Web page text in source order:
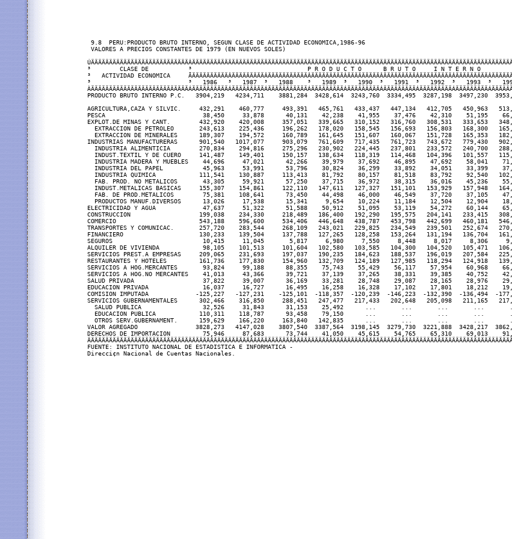
9.8  PERU:PRODUCTO BRUTO INTERNO, SEGUN CLASE DE ACTIVIDAD ECONOMICA,1986-96
VALORES A PRECIOS CONSTANTES DE 1979 (EN NUEVOS SOLES)
³        CLASE DE           ³                                P R O D U C T O      B R U T O     I N T E R N O
³   ACTIVIDAD ECONOMICA
³                           ³   1986   ³   1987  ³   1988    ³   1989  ³   1990  ³   1991  ³   1992  ³   1993  ³   1994
PRODUCTO BRUTO INTERNO P.C.   3904,219   4234,711    3881,284  3428,614  3243,760  3334,495  3287,198  3497,230
AGRICULTURA,CAZA Y SILVIC.     432,291    460,777     493,391   465,761   433,437   447,134   412,705   450,963
PESCA                           38,450     33,878      40,131    42,238    41,955    37,476    42,310    51,195
EXPLOT.DE MINAS Y CANT.        432,920    420,008     357,051   339,665   310,152   316,760   308,531   333,653
EXTRACCION DE PETROLEO       243,613    225,436     196,262   178,020   158,545   156,693   156,803   168,300
EXTRACCION DE MINERALES      189,307    194,572     160,789   161,645   151,607   160,067   151,728   165,353
INDUSTRIAS MANUFACTURERAS      901,540   1017,077     903,079   761,609   717,435   761,723   743,672   779,430
INDUSTRIA ALIMENTICIA        270,834    294,816     275,296   230,902   224,445   237,801   233,572   240,700
INDUST.TEXTIL Y DE CUERO     141,487    149,401     150,157   138,634   118,319   114,468   104,396   101,557
INDUSTRIA MADERA Y MUEBLES    44,696     47,021      42,266    39,979    37,692    46,895    47,692    58,041
INDUSTRIA DEL PAPEL           45,963     53,991      53,796    30,824    36,299    33,892    34,051    33,399
INDUSTRIA QUIMICA            111,541    130,887     113,413    81,792    80,157    81,518    83,792    92,540
FAB. PROD. NO METALICOS       43,305     59,921      57,250    37,715    36,972    38,315    36,016    45,236
INDUST.METALICAS BASICAS     155,307    154,861     122,110   147,611   127,327   151,101   153,929   157,948
FAB. DE PROD.METALICOS        75,381    108,641      73,450    44,498    46,000    46,549    37,720    37,105
PRODUCTOS MANUF.DIVERSOS      13,026     17,538      15,341     9,654    10,224    11,184    12,504    12,904
ELECTRICIDAD Y AGUA             47,637     51,322      51,588    50,912    51,095    53,119    54,272    60,144
CONSTRUCCION                   199,038    234,330     218,489   186,400   192,290   195,575   204,141   233,415
COMERCIO                       543,188    596,600     534,406   446,648   438,787   453,798   442,699   460,181
TRANSPORTES Y COMUNICAC.       257,720    283,544     268,109   243,021   229,825   234,549   239,501   252,674
FINANCIERO                     130,233    139,504     137,788   127,265   128,258   153,264   131,194   136,704
SEGUROS                         10,415     11,045       5,817     6,980     7,550     8,448     8,017     8,306
ALQUILER DE VIVIENDA            98,105    101,513     101,604   102,580   103,585   104,300   104,520   105,471
SERVICIOS PREST.A EMPRESAS     209,065    231,693     197,037   190,235   184,623   188,537   196,019   207,584
RESTAURANTES Y HOTELES         161,736    177,830     154,960   132,709   124,189   127,985   118,294   124,918
SERVICIOS A HOG.MERCANTES       93,824     99,188      88,355    75,743    55,429    56,117    57,954    60,968
SERVICIOS A HOG.NO MERCANTES    41,013     43,366      39,721    37,139    37,265    38,331    39,385    40,752
SALUD PRIVADA                   37,822     39,007      36,169    33,281    28,748    29,087    28,165    28,976
EDUCACION PRIVADA               16,037     16,727      16,495    16,258    16,328    17,102    17,801    18,212
COMISION IMPUTADA             -125,227   -127,231    -125,101  -118,357  -120,239  -146,223  -132,390  -136,494  -
SERVICIOS GUBERNAMENTALES      302,466    316,850     288,451   247,477   217,433   202,648   205,098   211,165
SALUD PUBLICA                 32,526     31,843      31,153    25,492      ...       ...       ...       ...
EDUCACION PUBLICA            110,311    118,787      93,458    79,150      ...       ...       ...       ...
OTROS SERV.GUBERNAMENT.      159,629    166,220     163,840   142,835      ...       ...       ...       ...
VALOR AGREGADO                3828,273   4147,028    3807,540  3387,564  3198,145  3279,730  3221,888  3428,217
DERECHOS DE IMPORTACION         75,946     87,683      73,744    41,050    45,615    54,765    65,310    69,013
FUENTE: INSTITUTO NACIONAL DE ESTADISTICA E INFORMATICA -